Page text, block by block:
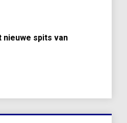
nieuwe spits van